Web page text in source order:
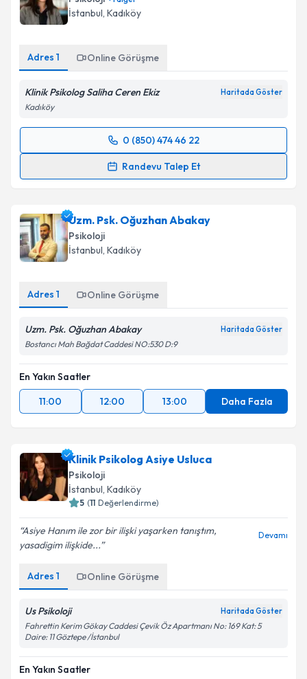
İstanbul, Kadıköy
Adres 1 Online Görüşme
Klinik Psikolog Saliha Ceren Ekiz Haritada Göster
Kadıköy
0 (850) 474 46 22
Randevu Talep Et
Randevu Takvimi Talebi
almanız için bir takvim hazırlandığında e-posta ile
bilgilendireceğiz.
E-posta Adresiniz
Kişisel verilerimin işlenmesine ilişkin
Aydınlatma
Metni'ni okudum ve kişisel verilerimin belirtilen
Takvim Talebini Gönder
Uzm. Psk. Oğuzhan Abakay
Psikoloji
İstanbul, Kadıköy
Adres 1 Online Görüşme
Uzm. Psk. Oğuzhan Abakay Haritada Göster
Bostancı Mah Bağdat Caddesi NO:530 D:9
En Yakın Saatler
11:00
12:00 13:00 Daha Fazla
Klinik Psikolog Asiye Usluca
Psikoloji
İstanbul, Kadıköy
5 (11 Değerlendirme)
Asiye Hanım ile zor bir ilişki yaşarken tanıştım,
yasadigim ilişkide...
Devamı
Adres 1 Online Görüşme
Us Psikoloji Haritada Göster
Fahrettin Kerim Gökay Caddesi Çevik Öz Apartmanı No: 169 Kat: 5
Daire: 11 Göztepe /İstanbul
En Yakın Saatler